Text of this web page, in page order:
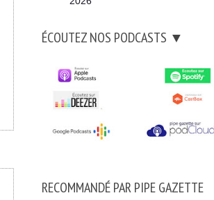
ÉCOUTEZ NOS PODCASTS ▼
RECOMMANDÉ PAR PIPE GAZETTE